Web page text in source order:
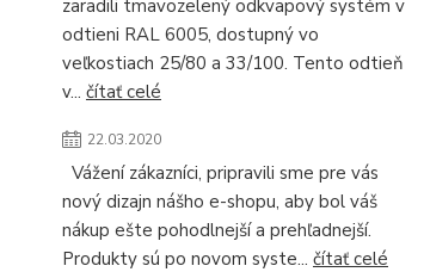
zaradili tmavozelený odkvapový systém v
odtieni RAL 6005, dostupný vo
veľkostiach 25/80 a 33/100. Tento odtieň
v... čítať celé
22.03.2020
Vážení zákazníci, pripravili sme pre vás
nový dizajn nášho e-shopu, aby bol váš
nákup ešte pohodlnejší a prehľadnejší.
Produkty sú po novom syste... čítať celé